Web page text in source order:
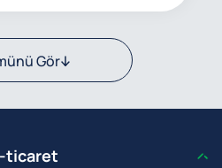
Gör
ticaret